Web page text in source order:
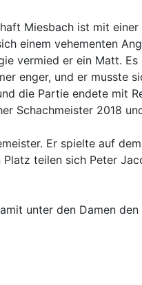
Miesbach ist mit
einem vehementen
vermied er ein Matt.
enger, und er musste
die Partie endete mit
Schachmeister 2018
Er spielte auf
teilen sich Peter
unter den Damen